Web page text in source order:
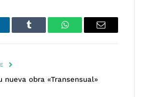
Tumblr WhatsAppEmail
nueva obra «Transensual»